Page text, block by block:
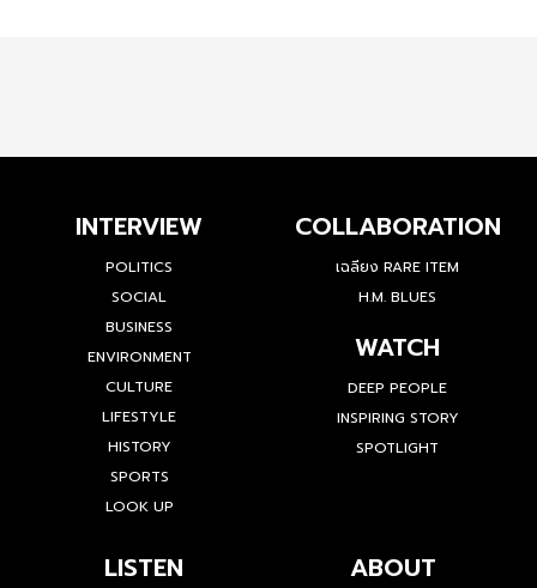
INTERVIEW
POLITICS
SOCIAL
BUSINESS
ENVIRONMENT
CULTURE
LIFESTYLE
HISTORY
SPORTS
LOOK UP
COLLABORATION
เฉลียง RARE ITEM
H.M. BLUES
WATCH
DEEP PEOPLE
INSPIRING STORY
SPOTLIGHT
LISTEN ABOUT